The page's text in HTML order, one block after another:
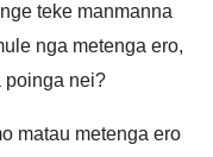
teke manmanna
nga metenga ero,
poinga nei?
matau metenga ero